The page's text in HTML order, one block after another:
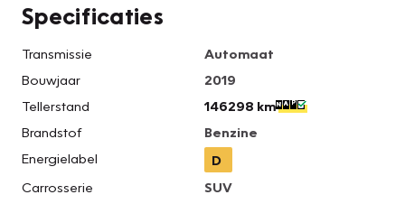
Specificaties
Transmissie
Automaat
Bouwjaar
2019
Tellerstand
146298 km
Brandstof
Benzine
Energielabel
D
Carrosserie
SUV